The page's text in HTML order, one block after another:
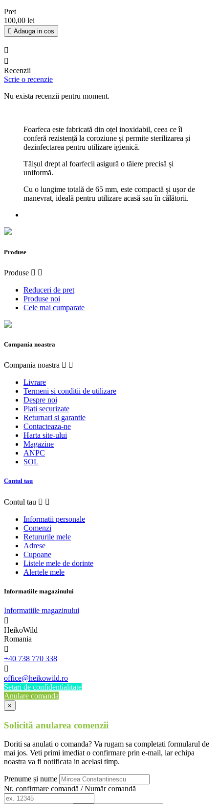
Pret
100,00 lei
 Adauga in cos


Recenzii
Scrie o recenzie
Nu exista recenzii pentru moment.
Foarfeca este fabricată din oțel inoxidabil, ceea ce îi
conferă rezistență la coroziune și permite sterilizarea și
dezinfectarea pentru utilizare igienică.
Tăișul drept al foarfecii asigură o tăiere precisă și
uniformă.
Cu o lungime totală de 65 mm, este compactă și ușor de
manevrat, ideală pentru utilizare acasă sau în călătorii.
Produse
Produse  
Reduceri de pret
Produse noi
Cele mai cumparate
Compania noastra
Compania noastra  
Livrare
Termeni si conditii de utilizare
Despre noi
Plati securizate
Returnari si garantie
Contacteaza-ne
Harta site-ului
Magazine
ANPC
SOL
Contul tau
Contul tau  
Informatii personale
Comenzi
Retururile mele
Adrese
Cupoane
Listele mele de dorinte
Alertele mele
Informatiile magazinului
Informatiile magazinului

HeikoWild
Romania

+40 738 770 338

office@heikowild.ro
Setari de confidentialitate
Anulare comanda
×
Solicită anularea comenzii
Doriti sa anulati o comanda? Va rugam sa completati formularul de
mai jos. Veti primi imediat o confirmare prin e-mail, iar echipa
noastra va fi notificata in acelasi timp.
Prenume și nume
Nr. confirmare comandă / Număr comandă